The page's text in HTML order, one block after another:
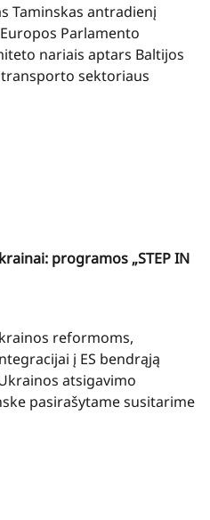
Taminskas antradienį
Parlamento
nariais aptars Baltijos
sektoriaus
programos „STEP IN
reformoms,
į ES bendrąją
atsigavimo
pasirašytame susitarime